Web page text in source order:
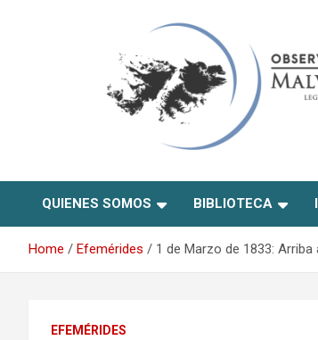
Observatorio
Río Negro
QUIENES SOMOS BIBLIOTECA
Home Efemérides 1 de Marzo de 1833:
EFEMÉRIDES